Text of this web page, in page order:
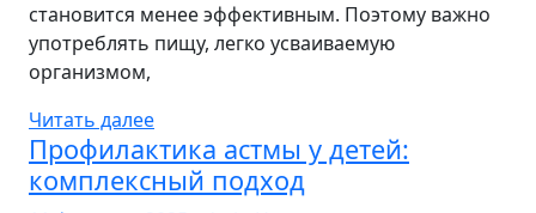
становится менее эффективным. Поэтому важно
употреблять пищу, легко усваиваемую
организмом,
Читать далее
Профилактика астмы у детей:
комплексный подход